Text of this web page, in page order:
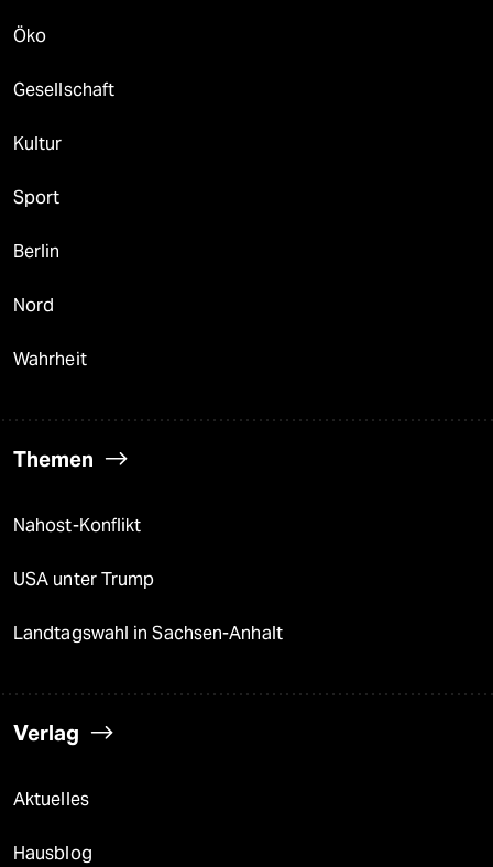
Öko
Gesellschaft
Kultur
Sport
Berlin
Nord
Wahrheit
Themen
Nahost-Konflikt
USA unter Trump
Landtagswahl in Sachsen-Anhalt
Verlag
Aktuelles
Hausblog